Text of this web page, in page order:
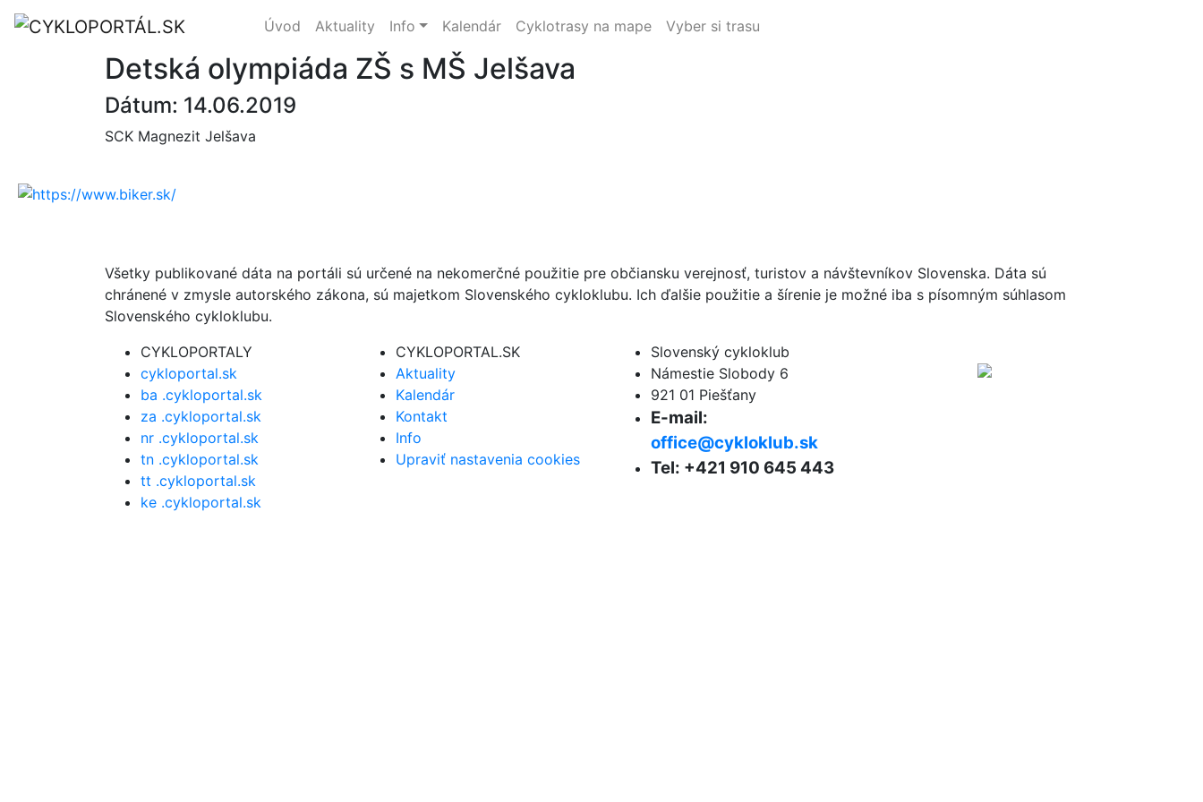
Úvod Aktuality Info Kalendár Cyklotrasy na mape Vyber si trasu
Detská olympiáda ZŠ s MŠ Jelšava
Dátum: 14.06.2019
SCK Magnezit Jelšava
Všetky publikované dáta na portáli sú určené na nekomerčné použitie pre občiansku verejnosť, turistov a návštevníkov Slovenska. Dáta sú
chránené v zmysle autorského zákona, sú majetkom Slovenského cykloklubu. Ich ďalšie použitie a šírenie je možné iba s písomným súhlasom
Slovenského cykloklubu.
CYKLOPORTALY
cykloportal.sk
ba .cykloportal.sk
za .cykloportal.sk
nr .cykloportal.sk
tn .cykloportal.sk
tt .cykloportal.sk
ke .cykloportal.sk
CYKLOPORTAL.SK
Aktuality
Kalendár
Kontakt
Info
Upraviť nastavenia cookies
Slovenský cykloklub
Námestie Slobody 6
921 01 Piešťany
E-mail:
office@cykloklub.sk
Tel: +421 910 645 443